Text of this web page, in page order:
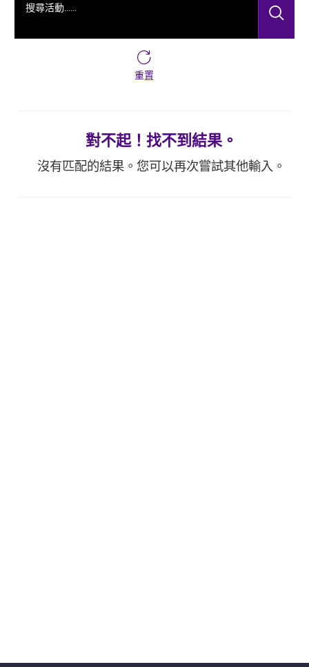
重置
對不起！找不到結果。
沒有匹配的結果。您可以再次嘗試其他輸入。